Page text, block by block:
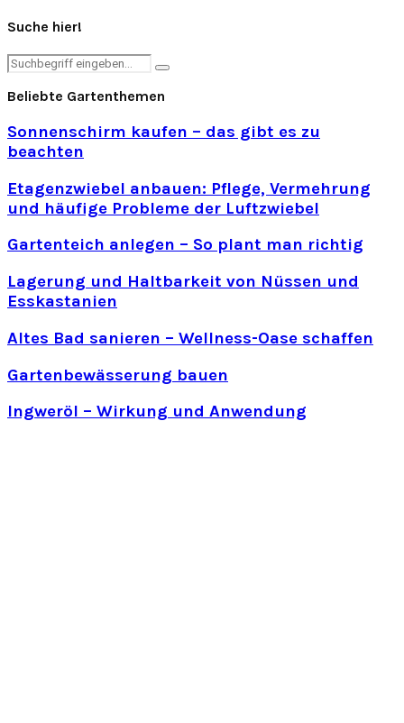
Suche hier!
Search
Search
Beliebte Gartenthemen
Sonnenschirm kaufen – das gibt es zu
beachten
Etagenzwiebel anbauen: Pflege, Vermehrung
und häufige Probleme der Luftzwiebel
Gartenteich anlegen – So plant man richtig
Lagerung und Haltbarkeit von Nüssen und
Esskastanien
Altes Bad sanieren – Wellness-Oase schaffen
Gartenbewässerung bauen
Ingweröl – Wirkung und Anwendung